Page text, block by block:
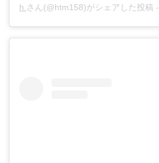
h.さん(@htm158)がシェアした投稿 -